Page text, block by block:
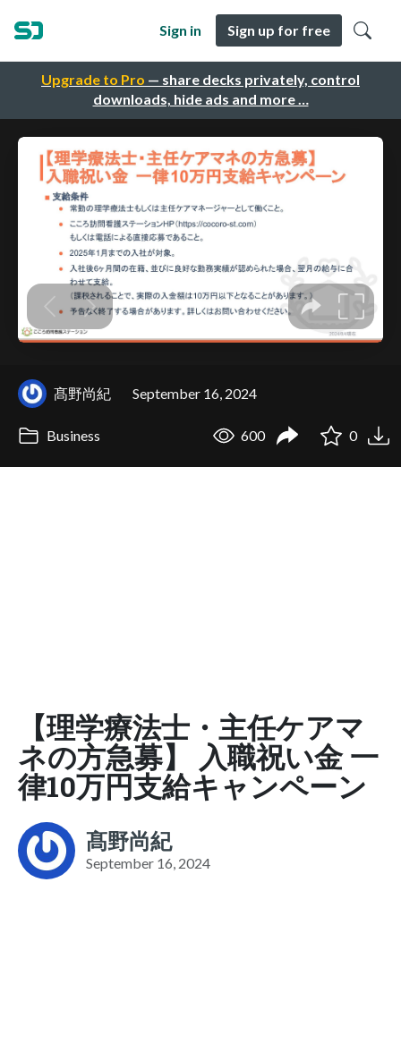
Upgrade to Pro — share decks privately, control
downloads, hide ads and more …
Sign in Sign up for free
髙野尚紀 September 16, 2024
Business 600 0
【理学療法士・主任ケアマ
ネの方急募】 入職祝い金 一
律10万円支給キャンペーン
髙野尚紀
September 16, 2024